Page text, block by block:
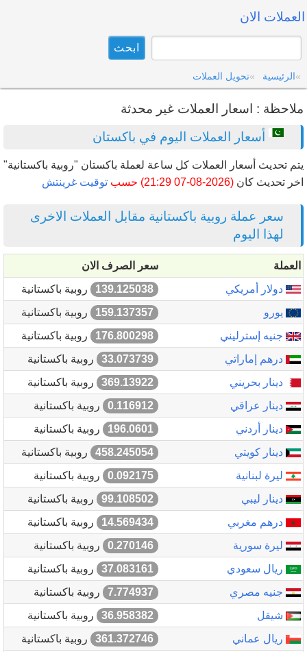
العملات الان
الرئيسية تحويل العملات
ملاحظة : اسعار العملات غير محدثة
أسعار العملات اليوم في باكستان
يتم تحديث أسعار العملات كل ساعة لعملة باكستان "روبية باكستانية"
اخر تحديث كان (2026-08-07 21:29) حسب توقيت غرينتش
سعر عملة روبية باكستانية مقابل العملات الاخرى
لهذا اليوم
العملة
سعر الصرف الان
دولار أمريكي
139.125038
روبية باكستانية
يورو
159.137357
روبية باكستانية
جنيه إسترليني
176.800298
روبية باكستانية
درهم إماراتي
33.073739
روبية باكستانية
دينار بحريني
369.13922
روبية باكستانية
دينار عراقي
0.116912
روبية باكستانية
دينار أردني
196.0601
روبية باكستانية
دينار كويتي
458.245054
روبية باكستانية
ليرة لبنانية
0.092175
روبية باكستانية
دينار ليبي
99.108502
روبية باكستانية
درهم مغربي
14.569434
روبية باكستانية
ليرة سورية
0.270146
روبية باكستانية
ريال سعودي
37.083161
روبية باكستانية
جنيه مصري
7.774937
روبية باكستانية
شيقل
36.958382
روبية باكستانية
ريال عماني
361.372746
روبية باكستانية